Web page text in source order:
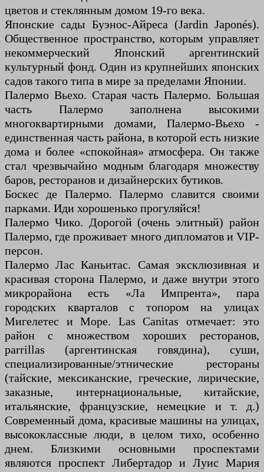
цветов и стеклянным домом 19-го века.
Японские сады Буэнос-Айреса (Jardin Japonés).
Общественное пространство, которым управляет
некоммерческий Японский аргентинский
культурный фонд. Один из крупнейших японских
садов такого типа в мире за пределами Японии.
Палермо Вьехо. Старая часть Палермо. Большая
часть Палермо заполнена высокими
многоквартирными домами, Палермо-Вьехо -
единственная часть района, в которой есть низкие
дома и более «спокойная» атмосфера. Он также
стал чрезвычайно модным благодаря множеству
баров, ресторанов и дизайнерских бутиков.
Боскес де Палермо. Палермо славится своими
парками. Иди хорошенько прогуляйся!
Палермо Чико. Дорогой (очень элитный) район
Палермо, где проживает много дипломатов и VIP-
персон.
Палермо Лас Каньитас. Самая эксклюзивная и
красивая сторона Палермо, и даже внутри этого
микрорайона есть «Ла Импрента», пара
городских кварталов с топором на улицах
Мигелетес и Море. Las Canitas отмечает: это
район с множеством хороших ресторанов,
parrillas (аргентинская говядина), суши,
специализированные/этнические рестораны
(тайские, мексиканские, греческие, лирические,
заказные, интернациональные, китайские,
итальянские, французские, немецкие и т. д.)
Современный дома, красивые машины на улицах,
высококлассные люди, в целом тихо, особенно
днем. Близкими основными проспектами
являются проспект Либертадор и Луис Мария